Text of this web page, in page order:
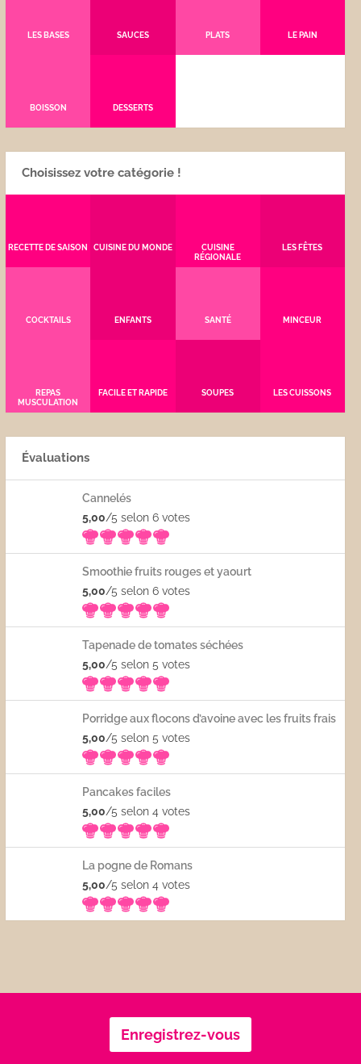
LES BASES SAUCES PLATS LE PAIN
BOISSON DESSERTS
Choisissez votre catégorie !
RECETTE DE SAISON CUISINE DU MONDE
CUISINE
RÉGIONALE
LES FÊTES
COCKTAILS ENFANTS SANTÉ MINCEUR
REPAS
MUSCULATION
FACILE ET RAPIDE SOUPES LES CUISSONS
Évaluations
Cannelés
5,00/5 selon 6votes
Smoothie fruits rouges et yaourt
5,00/5 selon 6votes
Tapenade de tomates séchées
5,00/5 selon 5votes
Porridge aux flocons d’avoine avec les fruits frais
5,00/5 selon 5votes
Pancakes faciles
5,00/5 selon 4votes
La pogne de Romans
5,00/5 selon 4votes
Enregistrez-vous